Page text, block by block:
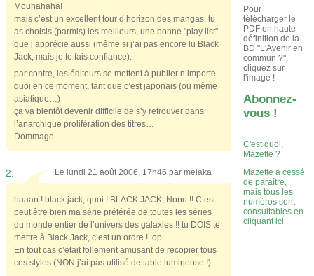
Mouhahaha!
mais c’est un excellent tour d’horizon des mangas, tu
as choisis (parmis) les meilleurs, une bonne "play list"
que j’apprécie aussi (même si j’ai pas encore lu Black
Jack, mais je te fais confiance).
par contre, les éditeurs se mettent à publier n’importe
quoi en ce moment, tant que c’est japonais (ou même
asiatique…)
ça va bientôt devenir difficile de s’y retrouver dans
l’anarchique prolifération des titres…
Dommage …
2. Le lundi 21 août 2006, 17h46 par melaka
haaan ! black jack, quoi ! BLACK JACK, Nono !! C’est
peut être bien ma série préférée de toutes les séries
du monde entier de l’univers des galaxies !! tu DOIS te
mettre à Black Jack, c’est un ordre ! :op
En tout cas c’etait follement amusant de recopier tous
ces styles (NON j’ai pas utilisé de table lumineuse !)
Pour
télécharger le
PDF en haute
définition de la
BD "L'Avenir en
commun ?",
cliquez sur
l'image !
Abonnez-
vous !
C'est quoi,
Mazette ?
Mazette a cessé
de paraître,
mais tous les
numéros sont
consultables en
cliquant ici